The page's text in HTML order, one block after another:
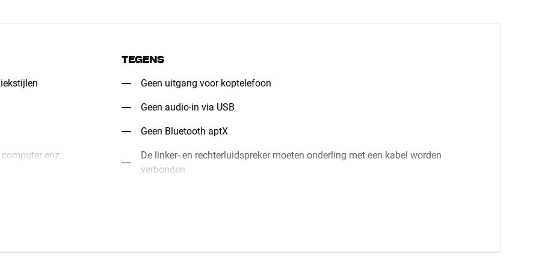
enz.
TEGENS
Geen uitgang voor koptelefoon
Geen audio-in via USB
Geen Bluetooth aptX
De linker- en rechterluidspreker moeten onderling met een kabel worden
verbonden